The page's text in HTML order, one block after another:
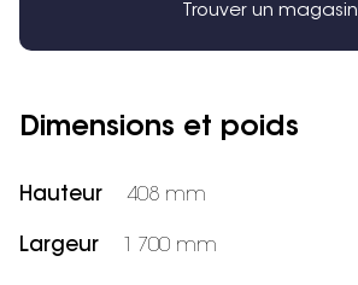
Trouver un magasin
Dimensions et poids
Hauteur 408 mm
Largeur 1 700 mm